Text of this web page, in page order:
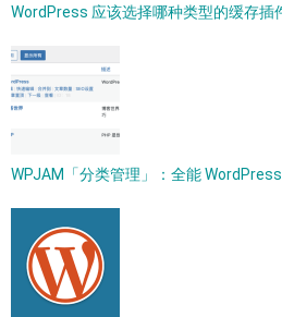
WordPress 应该选择哪种类型的缓存插
WPJAM「分类管理」：全能